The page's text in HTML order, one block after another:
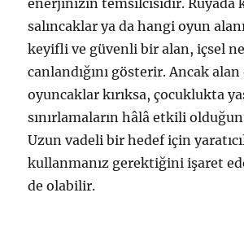
enerjinizin temsilcisidir. Rüyada
salıncaklar ya da hangi oyun
keyifli ve güvenli bir alan, içsel
canlandığını gösterir. Ancak
oyuncaklar kırıksa, çocuklukta
sınırlamaların hâlâ etkili
Uzun vadeli bir hedef için
kullanmanız gerektiğini işaret
de olabilir.